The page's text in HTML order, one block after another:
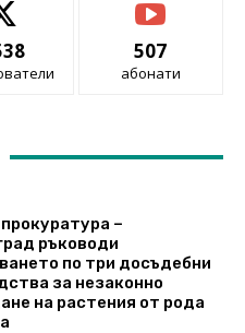
507
абонати
–
ръководи
по три досъдебни
за незаконно
на растения от рода